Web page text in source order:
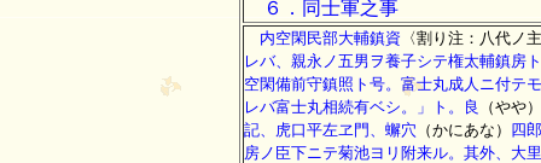
６．同士軍之事
内空閑民部大輔鎮資 〈割り注：八代ノ
レバ、親永ノ五男ヲ養子シテ権太輔鎮房
空閑備前守鎮照ト号。富士丸成人ニ付テ
レバ富士丸相続有ベシ。」ト。良
（やや）
記、虎口平左ヱ門、蠏穴 （かにあな） 四
房ノ臣下ニテ菊池ヨリ附来ル。其外、大